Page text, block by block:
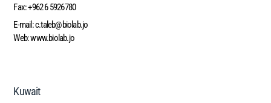
Fax: +962 6 5926780
E-mail:c.taleb@biolab.jo
Web:www.biolab.jo
Kuwait